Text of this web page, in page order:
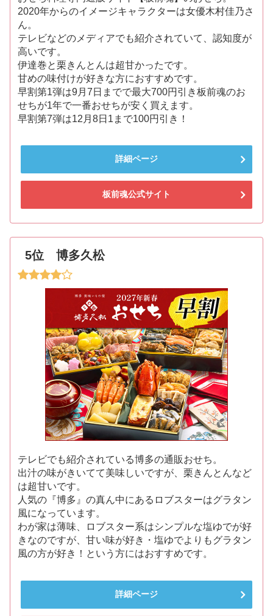
2020年からのイメージキャラクターは女優木村佳乃さ
ん。
テレビなどのメディアでも紹介されていて、認知度が
高いです。
伊達巻と栗きんとんは超甘かったです。
甘めの味付けが好きな方におすすめです。
早割第1弾は9月7日までで最大700円引き板前魂のお
せちが1年で一番おせちが安く買えます。
早割第7弾は12月8日1まで100円引き！
詳細ページ
板前魂公式サイト
5位 博多久松
テレビでも紹介されている博多の通販おせち。
出汁の味がきいてて美味しいですが、栗きんとんなど
は超甘いです。
人気の『博多』の真ん中にあるロブスターはグラタン
風になっています。
わが家は薄味、ロブスター系はシンプルな塩ゆでが好
きなのですが、甘い味が好き・塩ゆでよりもグラタン
風の方が好き！という方にはおすすめです。
詳細ページ